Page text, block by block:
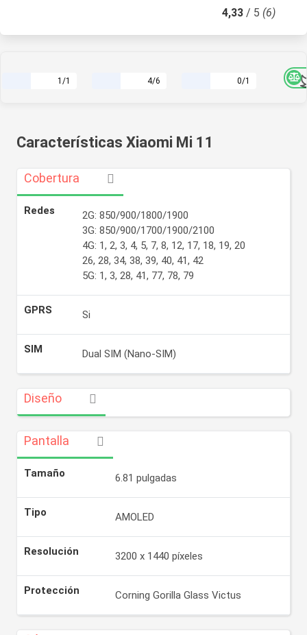
4,33 / 5 (6)
1/1 4/6 0/1
Características Xiaomi Mi 11
Cobertura
Redes
2G: 850/900/1800/1900
3G: 850/900/1700/1900/2100
4G: 1, 2, 3, 4, 5, 7, 8, 12, 17, 18, 19, 20
26, 28, 34, 38, 39, 40, 41, 42
5G: 1, 3, 28, 41, 77, 78, 79
GPRS Si
SIM Dual SIM (Nano-SIM)
Diseño
Pantalla
Tamaño 6.81 pulgadas
Tipo AMOLED
Resolución 3200 x 1440 píxeles
Protección Corning Gorilla Glass Victus